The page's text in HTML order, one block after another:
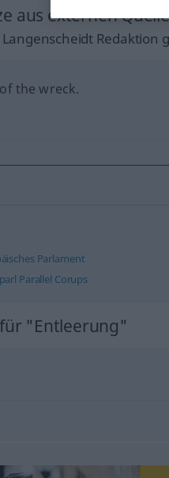
aus externen
Redaktion
the wreck.
Parlament
Parallel Corups
"Entleerung"